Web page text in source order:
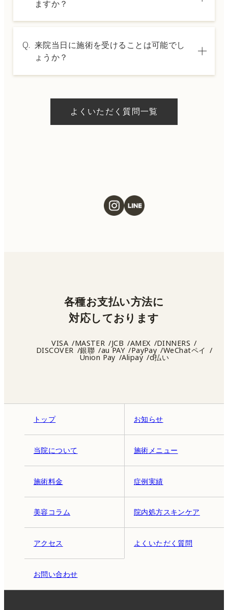
セリングでご案内いたします。
ますか？
した分割払いも可能です。詳細は受付スタッ
フにお問い合わせください。
Q. 来院当日に施術を受けることは可能でし
ょうか？
ただける施術もございます。当日の施術をご
希望の場合は、ご予約の際にお気軽にご相談
よくいただく質問一覧
トップ お知らせ
当院について 施術メニュー
施術料金 症例実績
美容コラム 院内処方スキンケア
アクセス よくいただく質問
お問い合わせ
各種お支払い方法に
対応しております
VISA MASTER JCB AMEX DINNERS
DISCOVER 銀聯 au PAY PayPay WeChatペイ
Union Pay Alipay d払い